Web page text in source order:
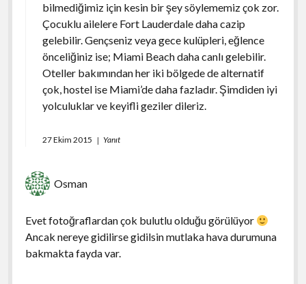
bilmediğimiz için kesin bir şey söylememiz çok zor.
Çocuklu ailelere Fort Lauderdale daha cazip
gelebilir. Gençseniz veya gece kulüpleri, eğlence
önceliğiniz ise; Miami Beach daha canlı gelebilir.
Oteller bakımından her iki bölgede de alternatif
çok, hostel ise Miami’de daha fazladır. Şimdiden iyi
yolculuklar ve keyifli geziler dileriz.
27 Ekim 2015 Yanıt
Osman
Evet fotoğraflardan çok bulutlu olduğu görülüyor
Ancak nereye gidilirse gidilsin mutlaka hava durumuna
bakmakta fayda var.